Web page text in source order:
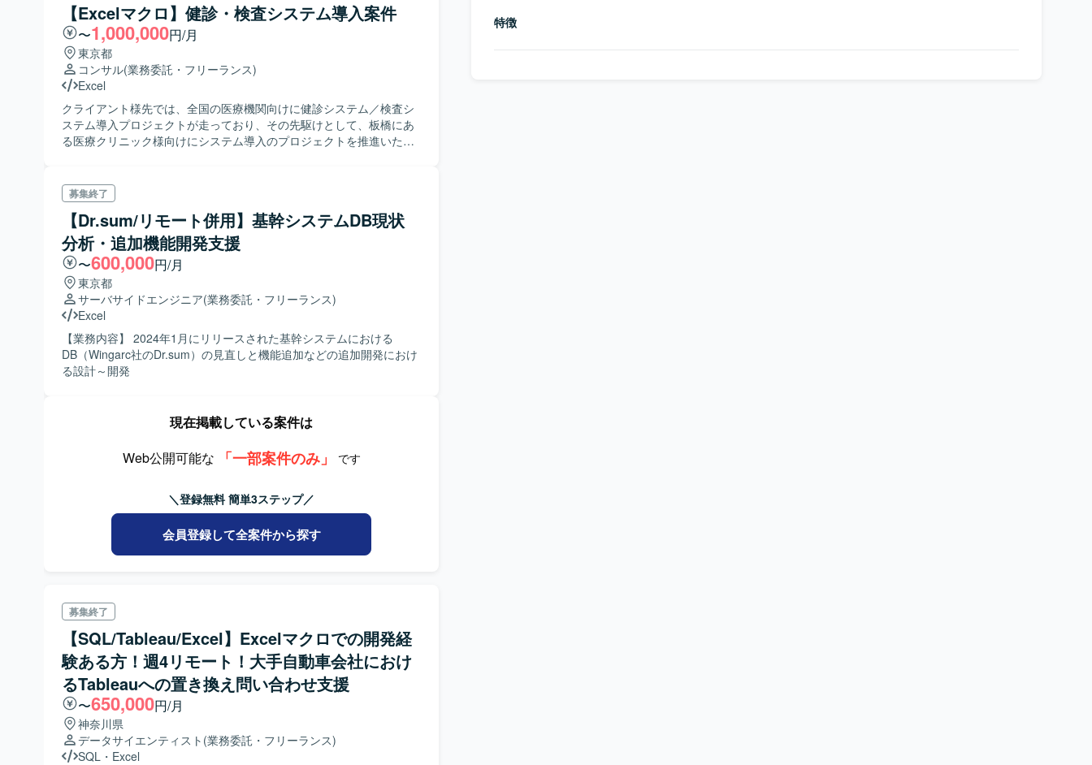
【Excelマクロ】健診・検査システム導入案件
〜1,000,000円/月
東京都
コンサル(業務委託・フリーランス)
Excel
クライアント様先では、全国の医療機関向けに健診システム／検査シ
ステム導入プロジェクトが走っており、その先駆けとして、板橋にあ
る医療クリニック様向けにシステム導入のプロジェクトを推進いただ
募集終了
【Dr.sum/リモート併用】基幹システムDB現状
分析・追加機能開発支援
〜600,000円/月
東京都
サーバサイドエンジニア(業務委託・フリーランス)
Excel
【業務内容】 2024年1月にリリースされた基幹システムにおける
DB（Wingarc社のDr.sum）の見直しと機能追加などの追加開発におけ
る設計～開発
現在掲載している案件は
Web公開可能な
「一部案件のみ」 です
＼登録無料 簡単3ステップ／
会員登録して全案件から探す
募集終了
【SQL/Tableau/Excel】Excelマクロでの開発経
験ある方！週4リモート！大手自動車会社におけ
るTableauへの置き換え問い合わせ支援
〜650,000円/月
神奈川県
データサイエンティスト (業務委託・フリーランス)
SQL ・ Excel
特徴